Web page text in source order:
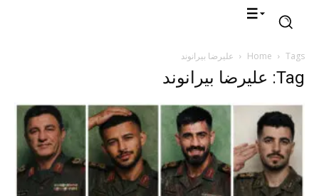
Home Tags علیرضا بیرانوند
Tag: علیرضا بیرانوند